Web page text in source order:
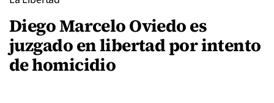
Diego Marcelo Oviedo es
juzgado en libertad por intento
de homicidio